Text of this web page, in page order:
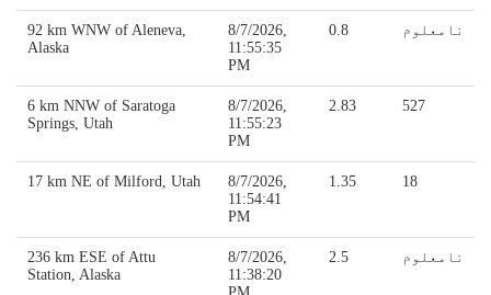
92 km WNW of Aleneva,
Alaska
8/7/2026,
11:55:35
PM
0.8 نامعلوم
6 km NNW of Saratoga
Springs, Utah
8/7/2026,
11:55:23
PM
2.83 527
17 km NE of Milford, Utah
8/7/2026,
11:54:41
PM
1.35 18
236 km ESE of Attu
Station, Alaska
8/7/2026,
11:38:20
2.5 نامعلوم